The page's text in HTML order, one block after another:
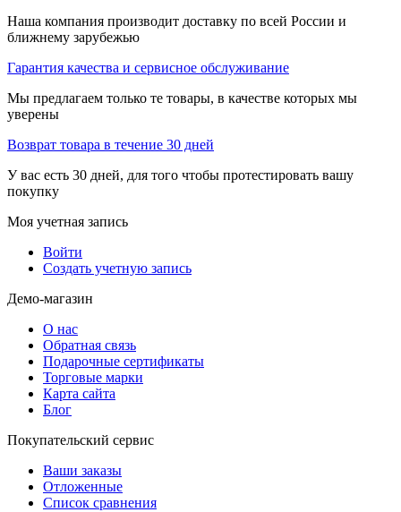
Наша компания производит доставку по всей России и
ближнему зарубежью
Гарантия качества и сервисное обслуживание
Мы предлагаем только те товары, в качестве которых мы
уверены
Возврат товара в течение 30 дней
У вас есть 30 дней, для того чтобы протестировать вашу
покупку
Моя учетная запись
Войти
Создать учетную запись
Демо-магазин
О нас
Обратная связь
Подарочные сертификаты
Торговые марки
Карта сайта
Блог
Покупательский сервис
Ваши заказы
Отложенные
Список сравнения